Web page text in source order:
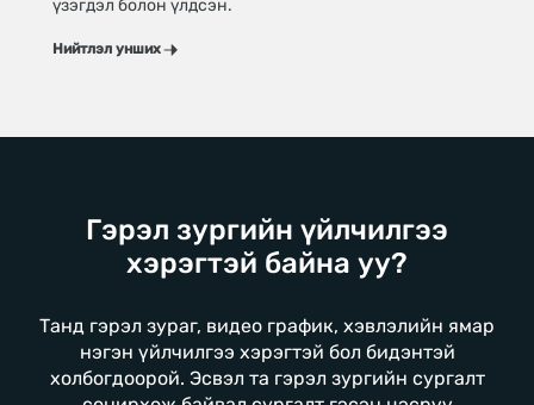
үзэгдэл болон үлдсэн.
Нийтлэл унших
Гэрэл зургийн үйлчилгээ
хэрэгтэй байна уу?
Танд гэрэл зураг, видео график, хэвлэлийн ямар
нэгэн үйлчилгээ хэрэгтэй бол бидэнтэй
холбогдоорой. Эсвэл та гэрэл зургийн сургалт